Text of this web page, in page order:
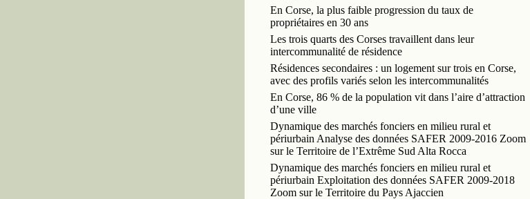
En Corse, la plus faible progression du taux de
propriétaires en 30 ans
Les trois quarts des Corses travaillent dans leur
intercommunalité de résidence
Résidences secondaires : un logement sur trois en Corse,
avec des profils variés selon les intercommunalités
En Corse, 86 % de la population vit dans l’aire d’attraction
d’une ville
Dynamique des marchés fonciers en milieu rural et
périurbain Analyse des données SAFER 2009-2016 Zoom
sur le Territoire de l’Extrême Sud Alta Rocca
Dynamique des marchés fonciers en milieu rural et
périurbain Exploitation des données SAFER 2009-2018
Zoom sur le Territoire du Pays Ajaccien